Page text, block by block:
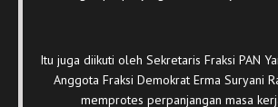
Itu juga diikuti oleh Sekretaris Fraksi PAN
Anggota Fraksi Demokrat Erma Suryani
memprotes perpanjangan masa